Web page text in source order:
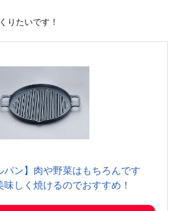
りたいです！
パン】肉や野菜はもちろんです
しく焼けるのでおすすめ！